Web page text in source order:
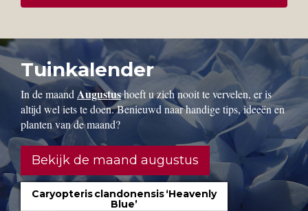
Tuinkalender
In de maand Augustushoeft u zich nooit te vervelen, er is
altijd wel iets te doen. Benieuwd naar handige tips, ideeën en
planten van de maand?
Bekijk de maand augustus
Caryopteris clandonensis ‘Heavenly
Blue’